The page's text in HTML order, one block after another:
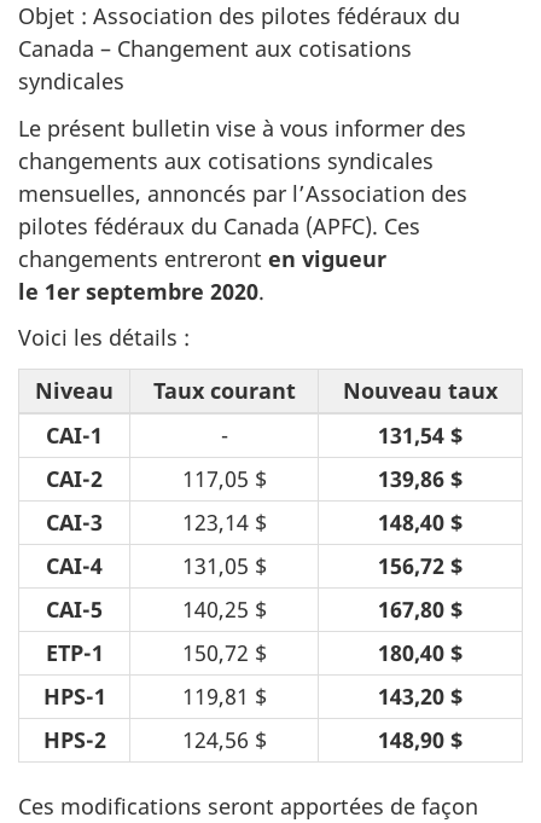
Objet : Association des pilotes fédéraux du
Canada – Changement aux cotisations
syndicales
Le présent bulletin vise à vous informer des
changements aux cotisations syndicales
mensuelles, annoncés par l’Association des
pilotes fédéraux du Canada (APFC). Ces
changements entreront en vigueur
le 1er septembre 2020.
Voici les détails :
Niveau
Taux courant
Nouveau taux
CAI-1
-
131,54 $
CAI-2
117,05 $
139,86 $
CAI-3
123,14 $
148,40 $
CAI-4
131,05 $
156,72 $
CAI-5
140,25 $
167,80 $
ETP-1
150,72 $
180,40 $
HPS-1
119,81 $
143,20 $
HPS-2
124,56 $ 148,90 $
Ces modifications seront apportées de façon